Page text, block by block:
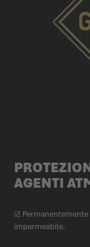
AGENTI
☑ Permanentemente
impermeabile.